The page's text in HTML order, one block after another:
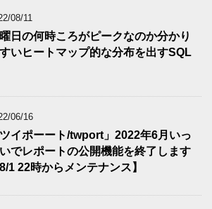
08/11
日の何時ころがピークなのか分かり
いヒートマップ的な分布を出すSQL
06/16
ツイポーート/twport」2022年6月いっ
でレポートの公開機能を終了します
8/1 22時からメンテナンス】